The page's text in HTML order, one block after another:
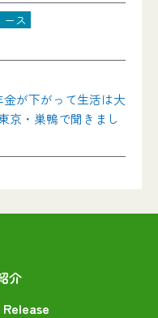
ース
が下がって生活は大
・巣鴨で聞きまし
介